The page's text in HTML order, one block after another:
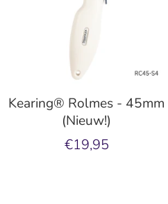
Kearing® Rolmes - 45mm
(Nieuw!)
€19,95